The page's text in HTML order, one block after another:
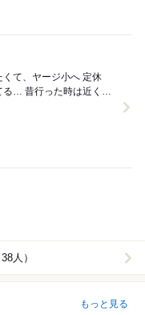
人）
もっと見る